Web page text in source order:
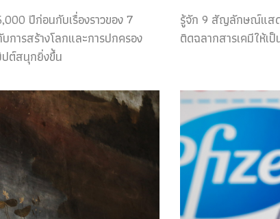
ปีก่อนกับเรื่องราวของ 7
การสร้างโลกและการปกครอง
ปต์สนุกยิ่งขึ้น
รู้จัก 9 สัญลักษณ์แสด
ติดฉลากสารเคมีให้เ